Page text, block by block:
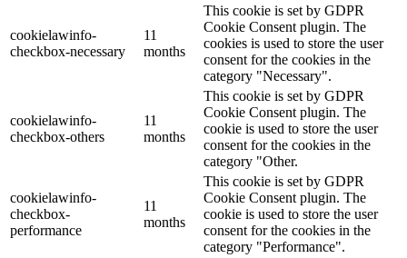
cookielawinfo-
checkbox-necessary
11
months
This cookie is set by GDPR
Cookie Consent plugin. The
cookies is used to store the user
consent for the cookies in the
category "Necessary".
cookielawinfo-
checkbox-others
11
months
This cookie is set by GDPR
Cookie Consent plugin. The
cookie is used to store the user
consent for the cookies in the
category "Other.
cookielawinfo-
checkbox-
performance
11
months
This cookie is set by GDPR
Cookie Consent plugin. The
cookie is used to store the user
consent for the cookies in the
category "Performance".